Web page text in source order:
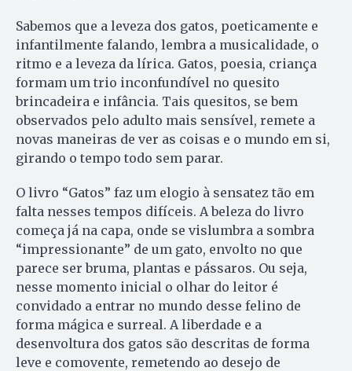
Sabemos que a leveza dos gatos, poeticamente e
infantilmente falando, lembra a musicalidade, o
ritmo e a leveza da lírica. Gatos, poesia, criança
formam um trio inconfundível no quesito
brincadeira e infância. Tais quesitos, se bem
observados pelo adulto mais sensível, remete a
novas maneiras de ver as coisas e o mundo em si,
girando o tempo todo sem parar.
O livro “Gatos” faz um elogio à sensatez tão em
falta nesses tempos difíceis. A beleza do livro
começa já na capa, onde se vislumbra a sombra
“impressionante” de um gato, envolto no que
parece ser bruma, plantas e pássaros. Ou seja,
nesse momento inicial o olhar do leitor é
convidado a entrar no mundo desse felino de
forma mágica e surreal. A liberdade e a
desenvoltura dos gatos são descritas de forma
leve e comovente, remetendo ao desejo de